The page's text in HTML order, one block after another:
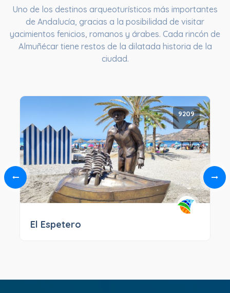
Uno de los destinos arqueoturísticos más importantes
de Andalucía, gracias a la posibilidad de visitar
yacimientos fenicios, romanos y árabes. Cada rincón de
Almuñécar tiene restos de la dilatada historia de la
ciudad.
9209
El Espetero